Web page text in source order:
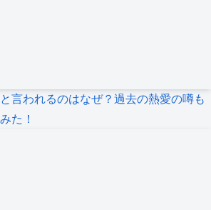
言われるのはなぜ？過去の熱愛の噂も
た！